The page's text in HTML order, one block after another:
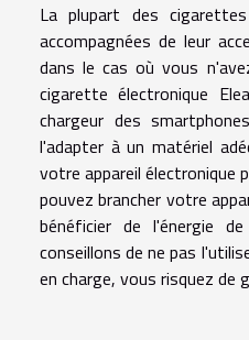
La plupart des
accompagnées de leur
dans le cas où vous
cigarette électronique
chargeur des
l'adapter à un matériel
votre appareil électronique
pouvez brancher votre
bénéficier de l'énergie
conseillons de ne pas
en charge, vous risquez de